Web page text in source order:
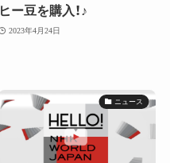
ヒー豆を購入！♪
2023年4月24日
ニュース